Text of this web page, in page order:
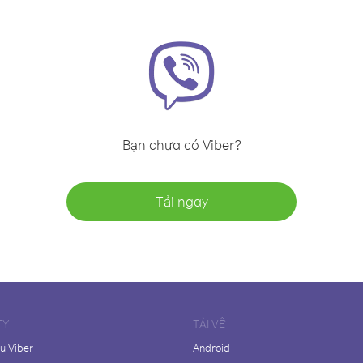
Bạn chưa có Viber?
Tải ngay
Viber
TẢI VỀ
Android